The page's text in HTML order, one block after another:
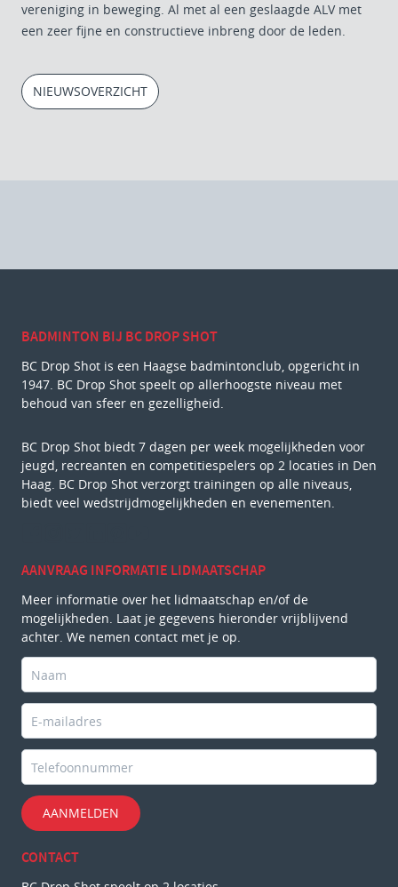
vereniging in beweging. Al met al een geslaagde ALV met
een zeer fijne en constructieve inbreng door de leden.
NIEUWSOVERZICHT
BADMINTON BIJ BC DROP SHOT
BC Drop Shot is een Haagse badmintonclub, opgericht in
1947. BC Drop Shot speelt op allerhoogste niveau met
behoud van sfeer en gezelligheid.
BC Drop Shot biedt 7 dagen per week mogelijkheden voor
jeugd, recreanten en competitiespelers op 2 locaties in Den
Haag. BC Drop Shot verzorgt trainingen op alle niveaus,
biedt veel wedstrijdmogelijkheden en evenementen.
AANVRAAG INFORMATIE LIDMAATSCHAP
Meer informatie over het lidmaatschap en/of de
mogelijkheden. Laat je gegevens hieronder vrijblijvend
achter. We nemen contact met je op.
AANMELDEN
CONTACT